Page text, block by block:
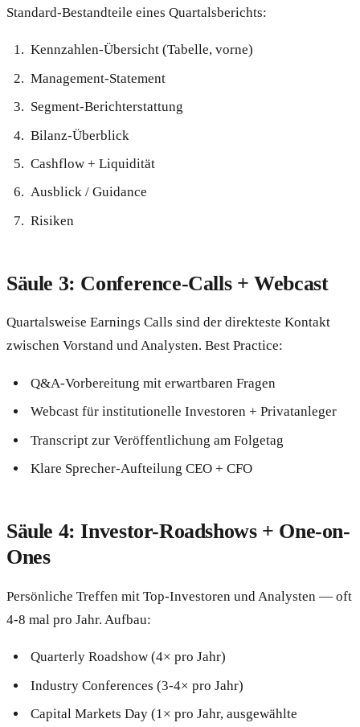
Standard-Bestandteile eines Quartalsberichts:
Kennzahlen-Übersicht (Tabelle, vorne)
Management-Statement
Segment-Berichterstattung
Bilanz-Überblick
Cashflow + Liquidität
Ausblick / Guidance
Risiken
Säule 3: Conference-Calls + Webcast
Quartalsweise Earnings Calls sind der direkteste Kontakt
zwischen Vorstand und Analysten. Best Practice:
Q&A-Vorbereitung mit erwartbaren Fragen
Webcast für institutionelle Investoren + Privatanleger
Transcript zur Veröffentlichung am Folgetag
Klare Sprecher-Aufteilung CEO + CFO
Säule 4: Investor-Roadshows + One-on-
Ones
Persönliche Treffen mit Top-Investoren und Analysten — oft
4-8 mal pro Jahr. Aufbau:
Quarterly Roadshow (4× pro Jahr)
Industry Conferences (3-4× pro Jahr)
Capital Markets Day (1× pro Jahr, ausgewählte